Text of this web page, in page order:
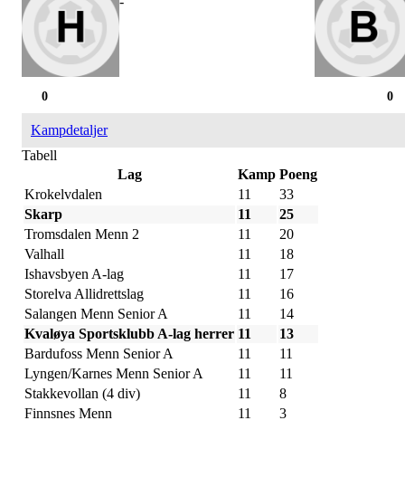
0
0
Kampdetaljer
Tabell
Lag
Kamp Poeng
Krokelvdalen
11
33
Skarp
11
25
Tromsdalen Menn 2
11
20
Valhall
11
18
Ishavsbyen A-lag
11
17
Storelva Allidrettslag
11
16
Salangen Menn Senior A
11
14
Kvaløya Sportsklubb A-lag herrer 11
13
Bardufoss Menn Senior A
11
11
Lyngen/Karnes Menn Senior A
11
11
Stakkevollan (4 div)
11
8
Finnsnes Menn
11 3